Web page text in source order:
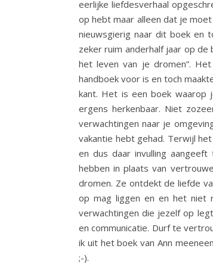
eerlijke liefdesverhaal
op hebt maar alleen dat je
nieuwsgierig naar dit boek en
zeker ruim anderhalf jaar op de
het leven van je dromen”.
handboek voor is en toch
kant. Het is een boek waarop
ergens herkenbaar. Niet
verwachtingen naar je
vakantie hebt gehad. Terwijl
en dus daar invulling
hebben in plaats van
dromen. Ze ontdekt de liefde
op mag liggen en en het niet
verwachtingen die jezelf op
en communicatie. Durf te
ik uit het boek van Ann
;-).